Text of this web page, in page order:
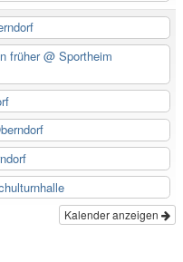
früher@ Sportheim
Kalender anzeigen